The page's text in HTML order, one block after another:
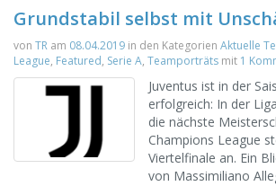
Grundstabil selbst mit
von TR am 08.04.2019 in den Kategorien Aktuelle
League, Featured, Serie A, Teamporträts mit 1
Juventus ist in der
erfolgreich: In der
die nächste
Champions League
Viertelfinale an. Ein
von Massimiliano